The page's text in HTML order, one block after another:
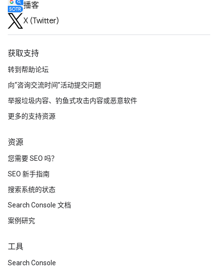
播客
X (Twitter)
获取支持
转到帮助论坛
向“咨询交流时间”活动提交问题
举报垃圾内容、钓鱼式攻击内容或恶意软件
更多的支持资源
资源
您需要 SEO 吗？
SEO 新手指南
搜索系统的状态
Search Console 文档
案例研究
工具
Search Console